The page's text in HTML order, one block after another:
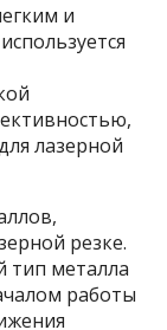
и
лазерной
резке.
тип металла
работы